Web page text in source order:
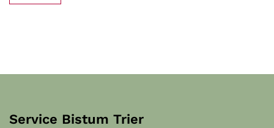
Service Bistum Trier